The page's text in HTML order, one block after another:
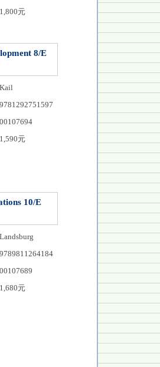
1,800元
8/E
Kail
9781292751597
00107694
1,590元
10/E
Landsburg
9789811264184
00107689
1,680元